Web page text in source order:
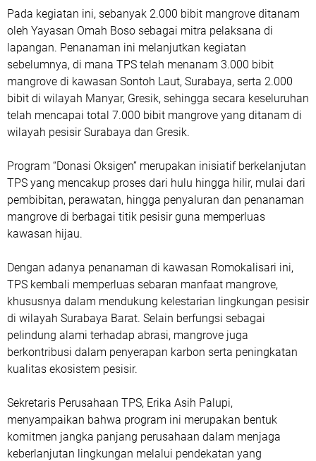
Pada kegiatan ini, sebanyak 2.000 bibit mangrove ditanam
oleh Yayasan Omah Boso sebagai mitra pelaksana di
lapangan. Penanaman ini melanjutkan kegiatan
sebelumnya, di mana TPS telah menanam 3.000 bibit
mangrove di kawasan Sontoh Laut, Surabaya, serta 2.000
bibit di wilayah Manyar, Gresik, sehingga secara keseluruhan
telah mencapai total 7.000 bibit mangrove yang ditanam di
wilayah pesisir Surabaya dan Gresik.
Program “Donasi Oksigen” merupakan inisiatif berkelanjutan
TPS yang mencakup proses dari hulu hingga hilir, mulai dari
pembibitan, perawatan, hingga penyaluran dan penanaman
mangrove di berbagai titik pesisir guna memperluas
kawasan hijau.
Dengan adanya penanaman di kawasan Romokalisari ini,
TPS kembali memperluas sebaran manfaat mangrove,
khususnya dalam mendukung kelestarian lingkungan pesisir
di wilayah Surabaya Barat. Selain berfungsi sebagai
pelindung alami terhadap abrasi, mangrove juga
berkontribusi dalam penyerapan karbon serta peningkatan
kualitas ekosistem pesisir.
Sekretaris Perusahaan TPS, Erika Asih Palupi,
menyampaikan bahwa program ini merupakan bentuk
komitmen jangka panjang perusahaan dalam menjaga
keberlanjutan lingkungan melalui pendekatan yang